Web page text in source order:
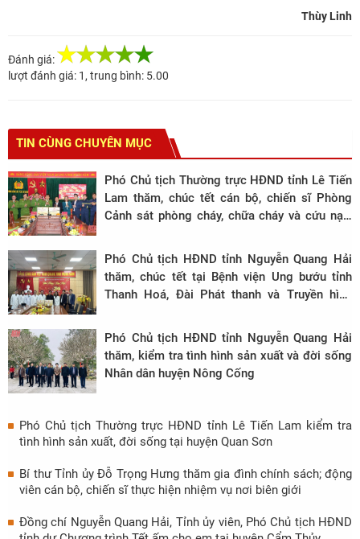
Thùy Linh
Đánh giá:
lượt đánh giá: 1 , trung bình: 5.00
TIN CÙNG CHUYÊN MỤC
Phó Chủ tịch Thường trực HĐND tỉnh Lê Tiến
Lam thăm, chúc tết cán bộ, chiến sĩ Phòng
Cảnh sát phòng cháy, chữa cháy và cứu nạn,
Phó Chủ tịch HĐND tỉnh Nguyễn Quang Hải
thăm, chúc tết tại Bệnh viện Ung bướu tỉnh
Thanh Hoá, Đài Phát thanh và Truyền hình
Phó Chủ tịch HĐND tỉnh Nguyễn Quang Hải
thăm, kiểm tra tình hình sản xuất và đời sống
Nhân dân huyện Nông Cống
Phó Chủ tịch Thường trực HĐND tỉnh Lê Tiến Lam kiểm tra
tình hình sản xuất, đời sống tại huyện Quan Sơn
Bí thư Tỉnh ủy Đỗ Trọng Hưng thăm gia đình chính sách; động
viên cán bộ, chiến sĩ thực hiện nhiệm vụ nơi biên giới
Đồng chí Nguyễn Quang Hải, Tỉnh ủy viên, Phó Chủ tịch HĐND